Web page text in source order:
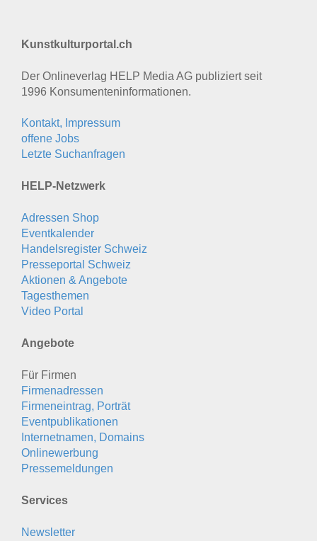
Kunstkulturportal.ch
Der Onlineverlag HELP Media AG publiziert seit
1996 Konsumenten­informationen.
Kontakt, Impressum
offene Jobs
Letzte Suchanfragen
HELP-Netzwerk
Adressen Shop
Eventkalender
Handelsregister Schweiz
Presseportal Schweiz
Aktionen & Angebote
Tagesthemen
Video Portal
Angebote
Für Firmen
Firmenadressen
Firmeneintrag, Porträt
Eventpublikationen
Internetnamen, Domains
Onlinewerbung
Pressemeldungen
Services
Newsletter